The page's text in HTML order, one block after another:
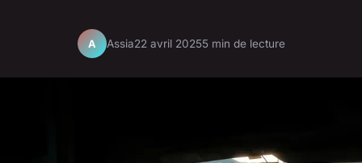
A Assia22 avril 20255 min de lecture